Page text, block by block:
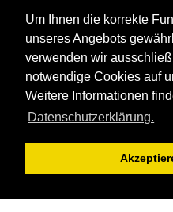
Um Ihnen die korrekte
unseres Angebots
verwenden wir
notwendige Cookies auf
Weitere Informationen
Datenschutzerklärung.